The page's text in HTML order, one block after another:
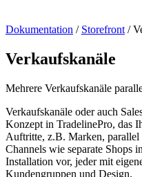
Dokumentation / Storefront /
Verkaufskanäle
Mehrere Verkaufskanäle
Verkaufskanäle oder auch
Konzept in TradelinePro, das
Auftritte, z.B. Marken, parallel
Channels wie separate Shops
Installation vor, jeder mit
Kundengruppen und Design.